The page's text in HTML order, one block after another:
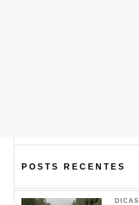
POSTS RECENTES
DICAS